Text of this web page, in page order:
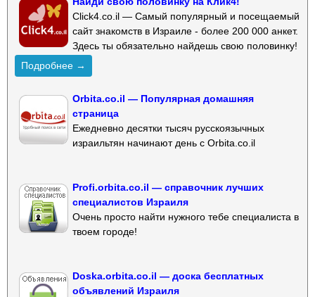
Click4.co.il — Самый популярный и посещаемый
сайт знакомств в Израиле - более 200 000 анкет.
Здесь ты обязательно найдешь свою половинку!
Подробнее →
Orbita.co.il — Популярная домашняя
страница
Ежедневно десятки тысяч русскоязычных
израильтян начинают день с Orbita.co.il
Profi.orbita.co.il — справочник лучших
специалистов Израиля
Очень просто найти нужного тебе специалиста в
твоем городе!
Doska.orbita.co.il — доска бесплатных
объявлений Израиля